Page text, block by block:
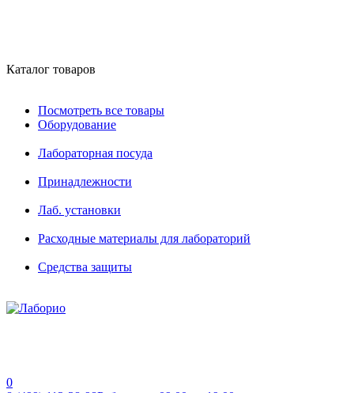
Каталог товаров
Посмотреть все товары
Оборудование
Лабораторная посуда
Принадлежности
Лаб. установки
Расходные материалы для лабораторий
Средства защиты
0